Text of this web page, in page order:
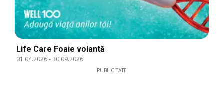
Life Care Foaie volantă
01.04.2026-30.09.2026
PUBLICITATE